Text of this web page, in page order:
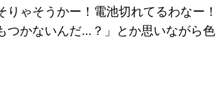
ゃそうかー！電池切れてるわなー！
かないんだ…？」とか思いながら